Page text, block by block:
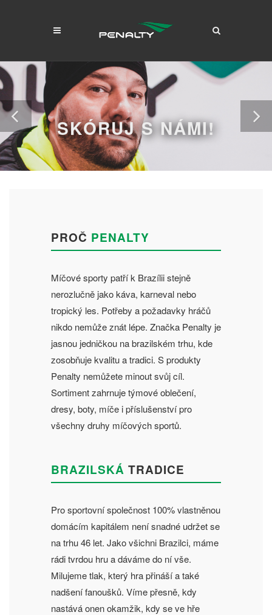
SKÓRUJ S NÁMI!
PROČ PENALTY
Míčové sporty patří k Brazílii stejně
nerozlučně jako káva, karneval nebo
tropický les. Potřeby a požadavky hráčů
nikdo nemůže znát lépe. Značka Penalty je
jasnou jedničkou na brazilském trhu, kde
zosobňuje kvalitu a tradici. S produkty
Penalty nemůžete minout svůj cíl.
Sortiment zahrnuje týmové oblečení,
dresy, boty, míče i příslušenství pro
všechny druhy míčových sportů.
BRAZILSKÁ TRADICE
Pro sportovní společnost 100% vlastněnou
domácím kapitálem není snadné udržet se
na trhu 46 let. Jako všichni Brazilci, máme
rádi tvrdou hru a dáváme do ní vše.
Milujeme tlak, který hra přináší a také
nadšení fanoušků. Víme přesně, kdy
nastává onen okamžik, kdy se ve hře